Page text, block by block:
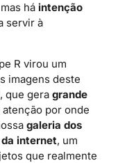
há intenção
servir à
R virou um
imagens deste
, que gera grande
atenção por onde
galeria dos
internet, um
que realmente